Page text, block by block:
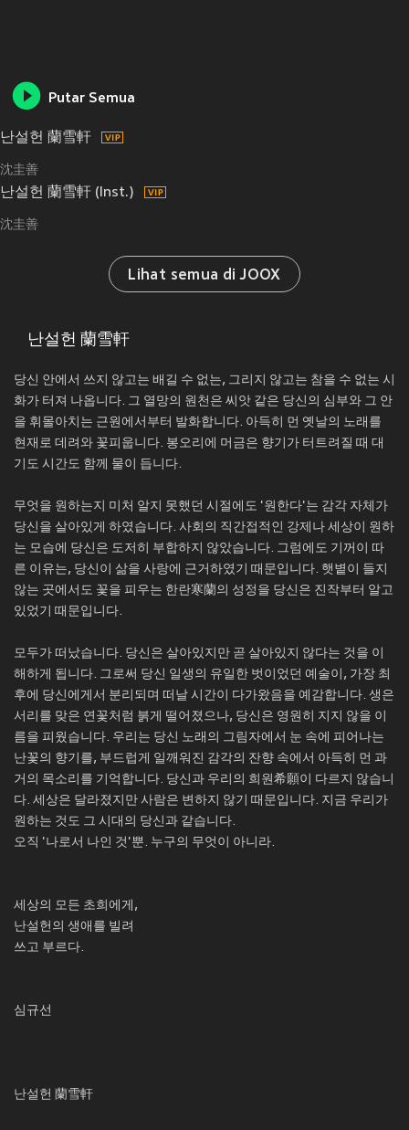
Putar Semua
난설헌 蘭雪軒
沈圭善
난설헌 蘭雪軒 (Inst.)
沈圭善
Lihat semua di JOOX
난설헌 蘭雪軒
당신 안에서 쓰지 않고는 배길 수 없는, 그리지 않고는 참을 수 없는 시
화가 터져 나옵니다. 그 열망의 원천은 씨앗 같은 당신의 심부와 그 안
을 휘몰아치는 근원에서부터 발화합니다. 아득히 먼 옛날의 노래를
현재로 데려와 꽃피웁니다. 봉오리에 머금은 향기가 터트려질 때 대
기도 시간도 함께 물이 듭니다.
무엇을 원하는지 미처 알지 못했던 시절에도 '원한다'는 감각 자체가
당신을 살아있게 하였습니다. 사회의 직간접적인 강제나 세상이 원하
는 모습에 당신은 도저히 부합하지 않았습니다. 그럼에도 기꺼이 따
른 이유는, 당신이 삶을 사랑에 근거하였기 때문입니다. 햇볕이 들지
않는 곳에서도 꽃을 피우는 한란寒蘭의 성정을 당신은 진작부터 알고
있었기 때문입니다.
모두가 떠났습니다. 당신은 살아있지만 곧 살아있지 않다는 것을 이
해하게 됩니다. 그로써 당신 일생의 유일한 벗이었던 예술이, 가장 최
후에 당신에게서 분리되며 떠날 시간이 다가왔음을 예감합니다. 생은
서리를 맞은 연꽃처럼 붉게 떨어졌으나, 당신은 영원히 지지 않을 이
름을 피웠습니다. 우리는 당신 노래의 그림자에서 눈 속에 피어나는
난꽃의 향기를, 부드럽게 일깨워진 감각의 잔향 속에서 아득히 먼 과
거의 목소리를 기억합니다. 당신과 우리의 희원希願이 다르지 않습니
다. 세상은 달라졌지만 사람은 변하지 않기 때문입니다. 지금 우리가
원하는 것도 그 시대의 당신과 같습니다.
오직 '나로서 나인 것'뿐. 누구의 무엇이 아니라.
세상의 모든 초희에게,
난설헌의 생애를 빌려
쓰고 부르다.
심규선
난설헌 蘭雪軒